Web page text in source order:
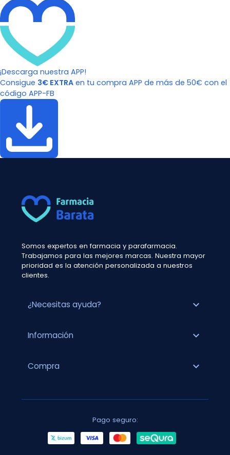
¡Descarga nuestra APP!
Consigue 3€ EXTRA en tu compra APP de más de 50€ con el
código APP-FB
Somos expertos en farmacia y parafarmacia.
Trabajamos para las mejores marcas. Nuestra mayor
prioridad es la atención personalizada a nuestros
clientes.
¿Necesitas ayuda? expand_more
Información expand_more
Compra expand_more
Pago seguro: